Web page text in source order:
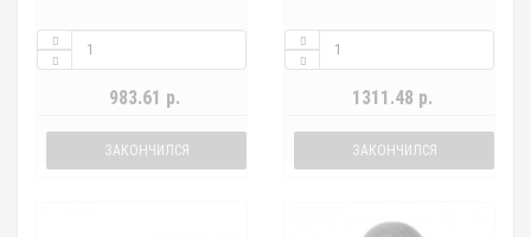
983.61 р.
ЗАКОНЧИЛСЯ
1311.48 р.
ЗАКОНЧИЛСЯ